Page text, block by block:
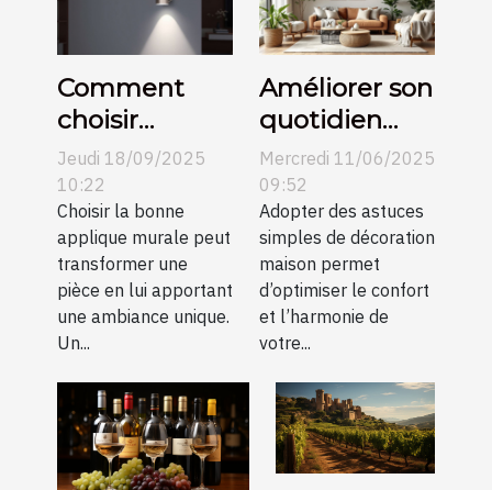
Comment
choisir
l’applique
murale
parfaite pour
votre espace
?
Jeudi 18/09/2025
10:22
Choisir la bonne
applique murale peut
transformer une
pièce en lui apportant
une ambiance unique.
Un...
Améliorer son
quotidien
avec des
astuces
simples de
décoration
maison
Mercredi 11/06/2025
09:52
Adopter des astuces
simples de décoration
maison permet
d’optimiser le confort
et l’harmonie de
votre...